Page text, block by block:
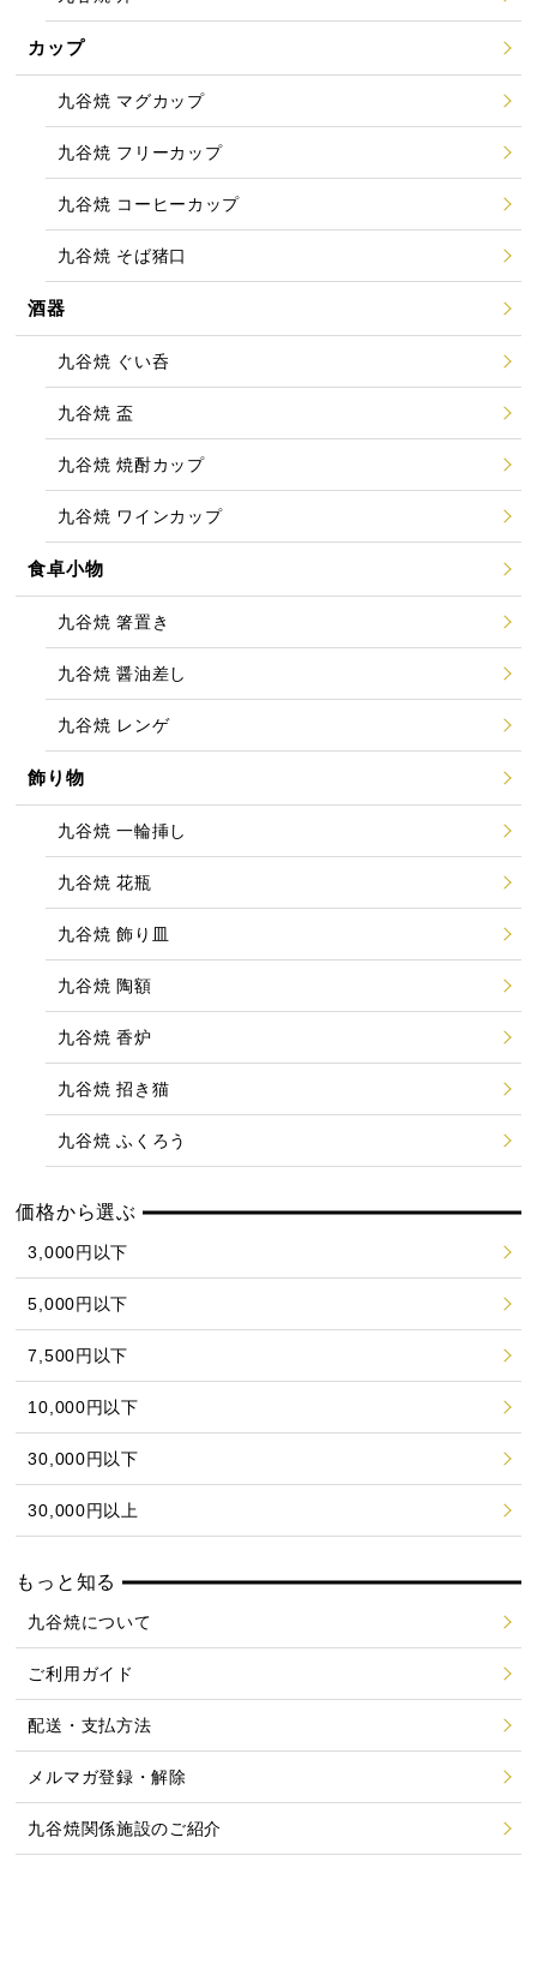
カップ
九谷焼 マグカップ
九谷焼 フリーカップ
九谷焼 コーヒーカップ
九谷焼 そば猪口
酒器
九谷焼 ぐい呑
九谷焼 盃
九谷焼 焼酎カップ
九谷焼 ワインカップ
食卓小物
九谷焼 箸置き
九谷焼 醤油差し
九谷焼 レンゲ
飾り物
九谷焼 一輪挿し
九谷焼 花瓶
九谷焼 飾り皿
九谷焼 陶額
九谷焼 香炉
九谷焼 招き猫
九谷焼 ふくろう
価格から選ぶ
3,000円以下
5,000円以下
7,500円以下
10,000円以下
30,000円以下
30,000円以上
もっと知る
九谷焼について
ご利用ガイド
配送・支払方法
メルマガ登録・解除
九谷焼関係施設のご紹介